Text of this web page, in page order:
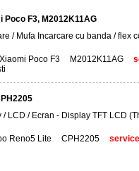
F3, M2012K11AG
/ Mufa Incarcare cu banda / flex
Poco F3 M2012K11AG
LCD / Ecran - Display TFT LCD
Reno5 Lite CPH2205